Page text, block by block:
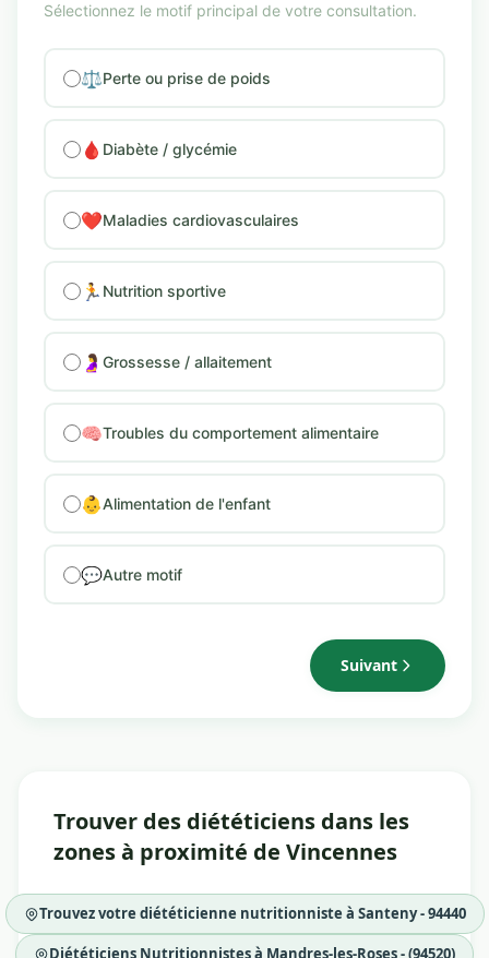
Sélectionnez le motif principal de votre consultation.
⚖️Perte ou prise de poids
🩸 Diabète / glycémie
❤️Maladies cardiovasculaires
🏃 Nutrition sportive
🤰 Grossesse / allaitement
🧠Troubles du comportement alimentaire
👶Alimentation de l'enfant
💬Autre motif
Suivant
Trouver des diététiciens dans les
zones à proximité de Vincennes
Trouvez votre diététicienne nutritionniste à Santeny - 94440
Diététiciens Nutritionnistes à Mandres-les-Roses - (94520)